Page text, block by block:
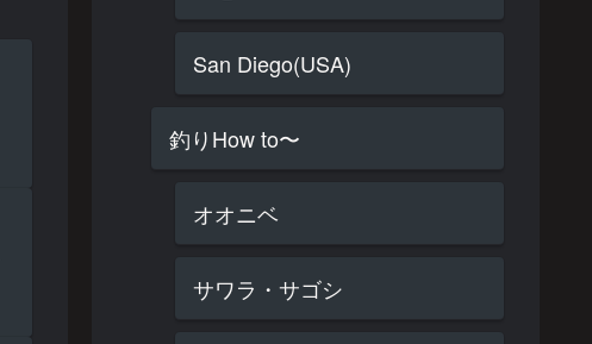
San Diego(USA)
釣りHow to〜
オオニベ
サワラ・サゴシ